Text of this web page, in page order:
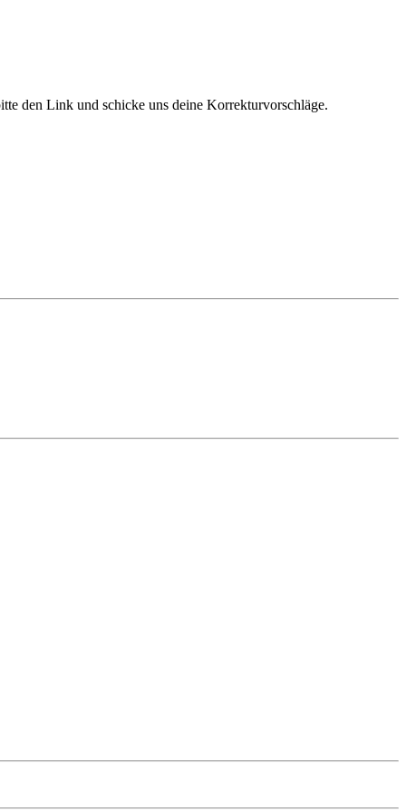
den Link und schicke uns deine Korrekturvorschläge.